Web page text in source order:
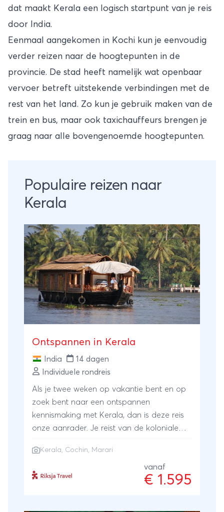
dat maakt Kerala een logisch startpunt van je reis
door India.
Eenmaal aangekomen in Kochi kun je eenvoudig
verder reizen naar de hoogtepunten in de
provincie. De stad heeft namelijk wat openbaar
vervoer betreft uitstekende verbindingen met de
rest van het land. Zo kun je gebruik maken van de
trein en bus, maar ook taxichauffeurs brengen je
graag naar alle bovengenoemde hoogtepunten.
Populaire reizen naar
Kerala
Ontspannen in Kerala
India
14 dagen
Individuele rondreis
Als je twee weken op vakantie bent en op
zoek bent naar een ontspannen
kennismaking met Kerala, dan is deze reis
onze aanrader. Je reist van de koloniale
omzoomde stranden van Marari, via
binnenwateren van Kerala. Je proeft de
Kerala , Cochin, Marari
vanaf
€ 1.595